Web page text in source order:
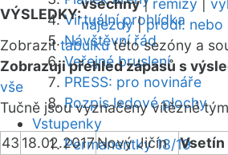
Virtuální prohlídka
Návštěvní řád
Veřejné bruslení
PRESS: pro novináře
Rozpis ledové plochy
Vstupenky
Permanentky 18/19
VÝSLEDKY:
všechny| remízy
nájezdy|prodl. nebo
Zobrazittabulkutéto sezóny a
Zobrazuji přehled zápasů s
vše
Tučně jsou vyznačeny vítězné
43 18.02.2017Nový Jičín Vsetín